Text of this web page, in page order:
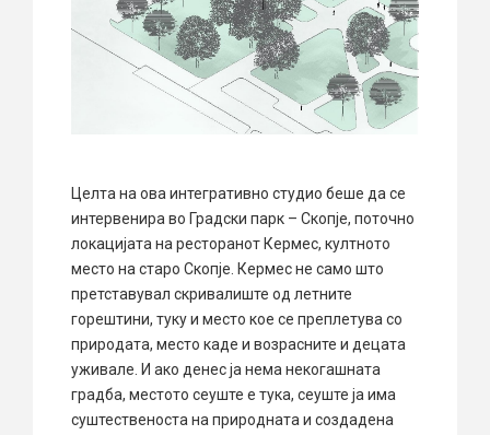
Целта на ова интегративно студио беше да се
интервенира во Градски парк – Скопје, поточно
локацијата на ресторанот Кермес, култното
место на старо Скопје. Кермес не само што
претставувал скривалиште од летните
горештини, туку и место кое се преплетува со
природата, место каде и возрасните и децата
уживале. И ако денес ја нема некогашната
градба, местото сеуште е тука, сеуште ја има
суштественоста на природната и создадена